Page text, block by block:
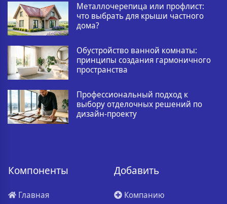
Металлочерепица или профлист:
что выбрать для крыши частного
дома?
Обустройство ванной комнаты:
принципы создания гармоничного
пространства
Профессиональный подход к
выбору отделочных решений по
дизайн-проекту
Компоненты
Главная
Добавить
Компанию